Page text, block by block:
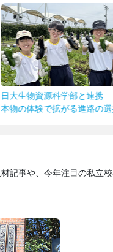
連携
路の選択肢
何事
2人が
記事や、今年注目の私立